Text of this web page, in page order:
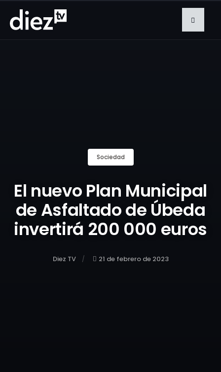
Sociedad
El nuevo Plan Municipal
de Asfaltado de Úbeda
invertirá 200 000 euros
Diez TV 21 de febrero de 2023